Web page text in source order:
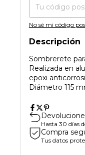
No sé mi código
Descripción
Sombrerete
Realizada en
epoxi
Diámetro 115
Hasta 30 días
Compra
Tus datos